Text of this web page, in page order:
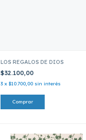
LOS REGALOS DE DIOS
$32.100,00
3 x $10.700,00 sin interés